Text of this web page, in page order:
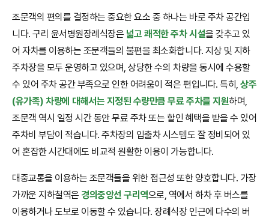
조문객의 편의를 결정하는 중요한 요소 중 하나는 바로 주차 공간입
니다. 구리 윤서병원장례식장은 넓고 쾌적한 주차 시설을 갖추고 있
어 자차를 이용하는 조문객들의 불편을 최소화합니다. 지상 및 지하
주차장을 모두 운영하고 있으며, 상당한 수의 차량을 동시에 수용할
수 있어 주차 공간 부족으로 인한 어려움이 적은 편입니다. 특히,상주
(유가족) 차량에 대해서는 지정된 수량만큼 무료 주차를 지원하며,
조문객 역시 일정 시간 동안 무료 주차 또는 할인 혜택을 받을 수 있어
주차비 부담이 적습니다. 주차장의 입출차 시스템도 잘 정비되어 있
어 혼잡한 시간대에도 비교적 원활한 이용이 가능합니다.
대중교통을 이용하는 조문객들을 위한 접근성 또한 양호합니다. 가장
가까운 지하철역은경의중앙선 구리역으로, 역에서 하차 후 버스를
이용하거나 도보로 이동할 수 있습니다. 장례식장 인근에 다수의 버